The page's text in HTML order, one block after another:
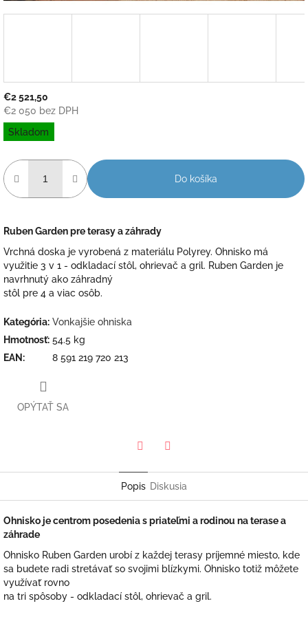
€2 521,50
€2 050 bez DPH
Jednotková
cena:
Skladom
Do košíka
Ruben Garden pre terasy a záhrady
Vrchná doska je vyrobená z materiálu Polyrey. Ohnisko má
využitie 3 v 1 - odkladací stôl, ohrievač a gril. Ruben Garden je
navrhnutý ako záhradný
stôl pre 4 a viac osôb.
Kategória: Vonkajšie ohniska
Hmotnosť: 54.5 kg
EAN : 8 591 219 720 213
OPÝTAŤ SA
Popis Diskusia
Ohnisko je centrom posedenia s priateľmi a rodinou na terase a
záhrade
Ohnisko Ruben Garden urobí z každej terasy príjemné miesto, kde
sa budete radi stretávať so svojimi blízkymi. Ohnisko totiž môžete
využívať rovno
na tri spôsoby - odkladací stôl, ohrievač a gril.